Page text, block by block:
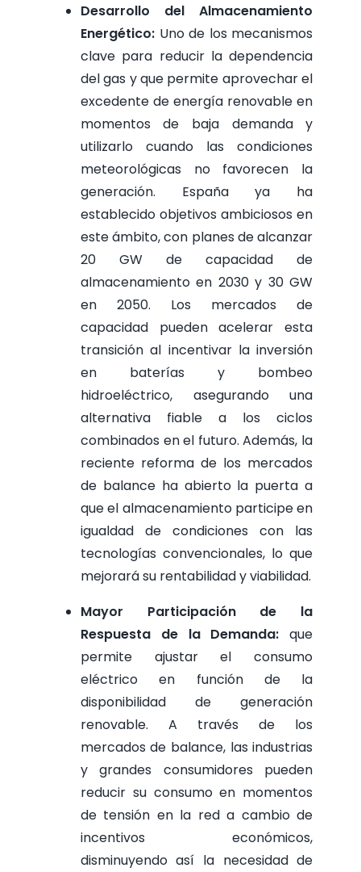
Desarrollo del Almacenamiento
Energético: Uno de los mecanismos
clave para reducir la dependencia
del gas y que permite aprovechar el
excedente de energía renovable en
momentos de baja demanda y
utilizarlo cuando las condiciones
meteorológicas no favorecen la
generación. España ya ha
establecido objetivos ambiciosos en
este ámbito, con planes de alcanzar
20 GW de capacidad de
almacenamiento en 2030 y 30 GW
en 2050. Los mercados de
capacidad pueden acelerar esta
transición al incentivar la inversión
en baterías y bombeo
hidroeléctrico, asegurando una
alternativa fiable a los ciclos
combinados en el futuro. Además, la
reciente reforma de los mercados
de balance ha abierto la puerta a
que el almacenamiento participe en
igualdad de condiciones con las
tecnologías convencionales, lo que
mejorará su rentabilidad y viabilidad.
Mayor Participación de la
Respuesta de la Demanda:que
permite ajustar el consumo
eléctrico en función de la
disponibilidad de generación
renovable. A través de los
mercados de balance, las industrias
y grandes consumidores pueden
reducir su consumo en momentos
de tensión en la red a cambio de
incentivos económicos,
disminuyendo así la necesidad de